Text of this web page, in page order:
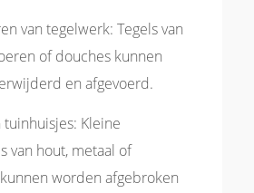
van tegelwerk: Tegels van
of douches kunnen
en afgevoerd.
tuinhuisjes: Kleine
van hout, metaal of
worden afgebroken